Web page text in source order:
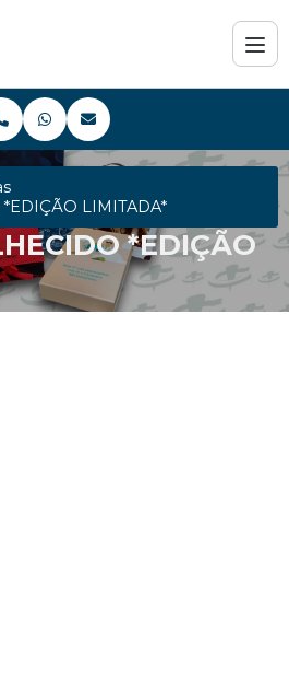
LIMITADA*
*EDIÇÃO